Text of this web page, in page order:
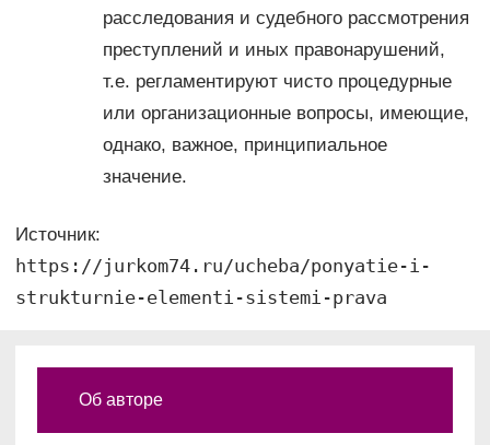
расследования и судебного рассмотрения
преступлений и иных правонарушений,
т.е. регламентируют чисто процедурные
или организационные вопросы, имеющие,
однако, важное, принципиальное
значение.
Источник:
https://jurkom74.ru/ucheba/ponyatie-i-
strukturnie-elementi-sistemi-prava
Об авторе